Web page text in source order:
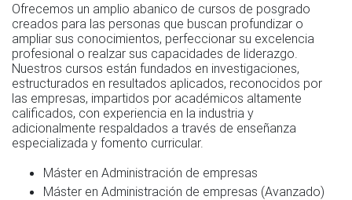
Ofrecemos un amplio abanico de cursos de posgrado
creados para las personas que buscan profundizar o
ampliar sus conocimientos, perfeccionar su excelencia
profesional o realzar sus capacidades de liderazgo.
Nuestros cursos están fundados en investigaciones,
estructurados en resultados aplicados, reconocidos por
las empresas, impartidos por académicos altamente
calificados, con experiencia en la industria y
adicionalmente respaldados a través de enseñanza
especializada y fomento curricular.
Máster en Administración de empresas
Máster en Administración de empresas (Avanzado)